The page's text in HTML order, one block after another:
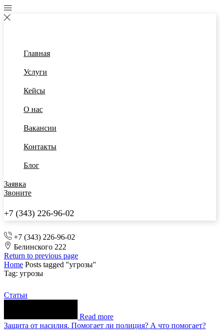
Главная
Услуги
Кейсы
О нас
Вакансии
Контакты
Блог
Заявка
Звоните
+7 (343) 226-96-02
+7 (343) 226-96-02
Белинского 222
Return to previous page
Home Posts tagged "угрозы"
Tag: угрозы
Статьи
Read more
Защита от насилия. Помогает ли полиция? А что помогает?